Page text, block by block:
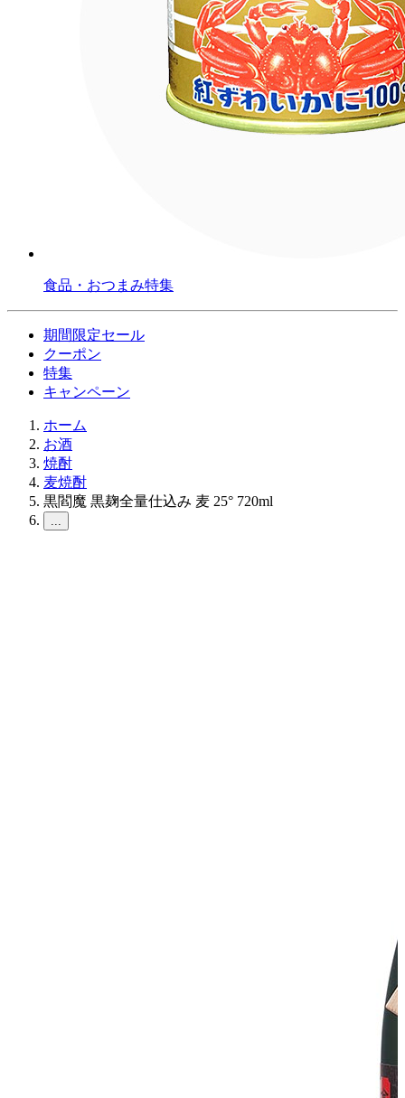
食品・おつまみ特集
期間限定セール
クーポン
特集
キャンペーン
ホーム
お酒
焼酎
麦焼酎
黒閻魔 黒麹全量仕込み 麦 25° 720ml
...